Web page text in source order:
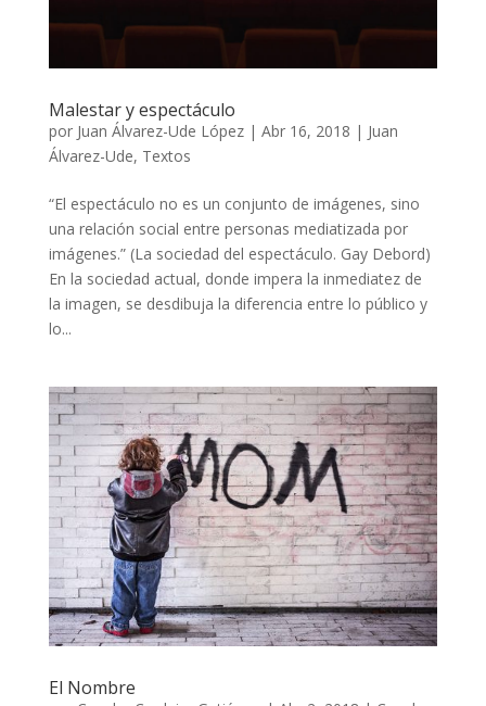
Malestar y espectáculo
por Juan Álvarez-Ude López| Abr 16, 2018 | Juan
Álvarez-Ude, Textos
“El espectáculo no es un conjunto de imágenes, sino
una relación social entre personas mediatizada por
imágenes.” (La sociedad del espectáculo. Gay Debord)
En la sociedad actual, donde impera la inmediatez de
la imagen, se desdibuja la diferencia entre lo público y
lo...
El Nombre